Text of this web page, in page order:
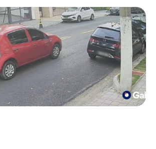
Casos Solucionados
Mídia